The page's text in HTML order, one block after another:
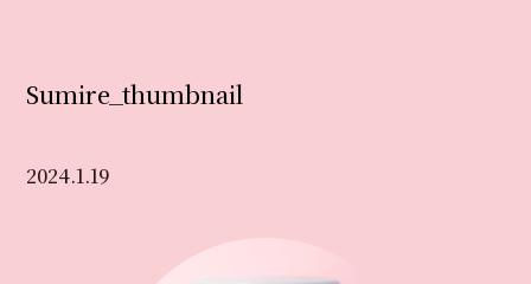
Sumire_thumbnail
2024.1.19